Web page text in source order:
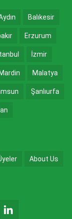
Balıkesir
Erzurum
İzmir
Malatya
Şanlıurfa
About Us